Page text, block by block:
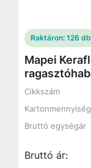
Raktáron: 126 db
Mapei
Cikkszám
Kartonmennyiség
Bruttó egységár
Bruttó ár: